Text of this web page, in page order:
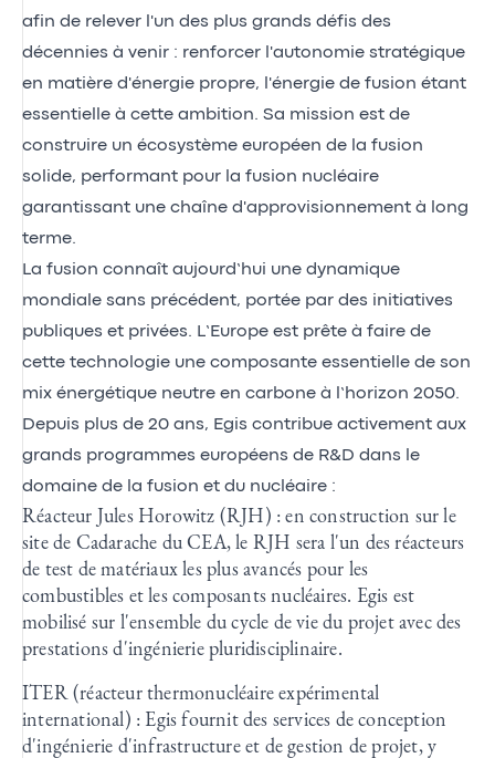
afin de relever l'un des plus grands défis des
décennies à venir : renforcer l'autonomie stratégique
en matière d'énergie propre, l'énergie de fusion étant
essentielle à cette ambition. Sa mission est de
construire un écosystème européen de la fusion
solide, performant pour la fusion nucléaire
garantissant une chaîne d'approvisionnement à long
terme.
La fusion connaît aujourd’hui une dynamique
mondiale sans précédent, portée par des initiatives
publiques et privées. L’Europe est prête à faire de
cette technologie une composante essentielle de son
mix énergétique neutre en carbone à l’horizon 2050.
Depuis plus de 20 ans, Egis contribue activement aux
grands programmes européens de R&D dans le
domaine de la fusion et du nucléaire :
Réacteur Jules Horowitz (RJH) : en construction sur le
site de Cadarache du CEA, le RJH sera l'un des réacteurs
de test de matériaux les plus avancés pour les
combustibles et les composants nucléaires. Egis est
mobilisé sur l'ensemble du cycle de vie du projet avec des
prestations d'ingénierie pluridisciplinaire.
ITER (réacteur thermonucléaire expérimental
international) : Egis fournit des services de conception
d'ingénierie d'infrastructure et de gestion de projet, y